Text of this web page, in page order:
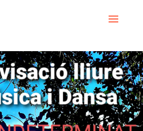
Indeterminat de improvisació lliure de música i
d’improvisació lliure de música i dansa